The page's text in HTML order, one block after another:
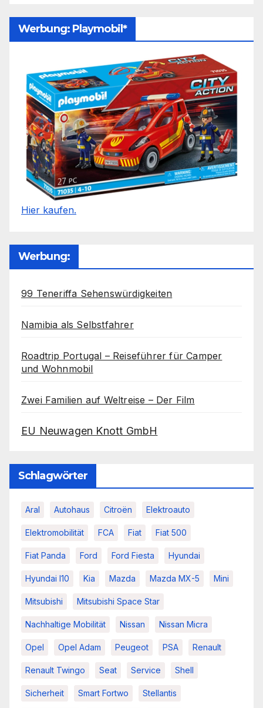
Werbung: Playmobil*
Hier kaufen.
Werbung:
99 Teneriffa Sehenswürdigkeiten
Namibia als Selbstfahrer
Roadtrip Portugal – Reiseführer für Camper
und Wohnmobil
Zwei Familien auf Weltreise – Der Film
EU Neuwagen Knott GmbH
Schlagwörter
Aral Autohaus Citroën Elektroauto
Elektromobilität FCA Fiat Fiat 500
Fiat Panda Ford Ford Fiesta Hyundai
Hyundai I10 Kia Mazda Mazda MX-5 Mini
Mitsubishi Mitsubishi Space Star
Nachhaltige Mobilität Nissan Nissan Micra
Opel Opel Adam Peugeot PSA Renault
Renault Twingo Seat Service Shell
Sicherheit Smart Fortwo Stellantis